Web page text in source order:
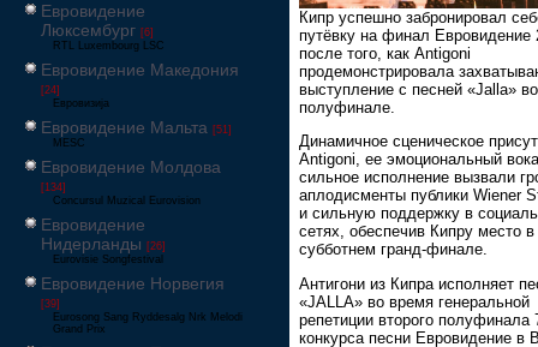
Евровидение
Люксембург [6]
RTL Luxembourg LSC
Евровидение Македония
[24]
Евровизија
Евровидение Мальта [51]
MESC
Евровидение Молдова
[134]
Concursul Muzical Eurovision
Евровидение
Нидерланды [26]
Eurovisie Songfestival
Евровидение Норвегия
[39]
Eurosong Sang Ryddesalg Nrk Melodi
Grand Prix
Кипр успешно забронировал
путёвку на финал Евровидение
после того, как Antigoni
продемонстрировала
выступление с песней «Jalla»
полуфинале.
Динамичное сценическое
Antigoni, ее эмоциональный
сильное исполнение вызвали
аплодисменты публики Wiener
и сильную поддержку в
сетях, обеспечив Кипру место в
субботнем гранд-финале.
Антигони из Кипра исполняет
«JALLA» во время генеральной
репетиции второго полуфинала
конкурса песни Евровидение в